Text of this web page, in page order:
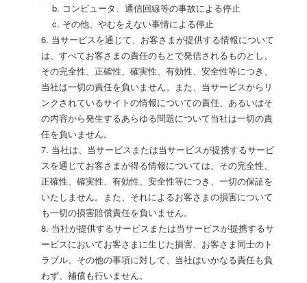
b. コンピュータ、通信回線等の事故による停止
c. その他、やむをえない事情による停止
6. 当サービスを通じて、お客さまが提供する情報について
は、すべてお客さまの責任のもとで発信されるものとし、
その完全性、正確性、確実性、有効性、安全性等につき、
当社は一切の責任を負いません。また、当サービスからリ
ンクされているサイトの情報についての責任、あるいはそ
の内容から発生するあらゆる問題について当社は一切の責
任を負いません。
7. 当社は、当サービスまたは当サービスが提携するサービ
スを通じてお客さまが得る情報については、その完全性、
正確性、確実性、有効性、安全性等につき、一切の保証を
いたしません。また、それによるお客さまの損害について
も一切の損害賠償責任を負いません。
8. 当社が提供するサービスまたは当サービスが提携するサ
ービスにおいてお客さまに生じた損害、お客さま同士のト
ラブル、その他の事項に対して、当社はいかなる責任も負
わず、補償も行いません。